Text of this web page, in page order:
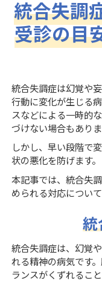
統合失調
受診の目
統合失調症は幻覚や
行動に変化が生じる
スなどによる一時的
づけない場合もありま
しかし、早い段階で
状の悪化を防げます。
本記事では、統合失
められる対応につい
統
統合失調症は、幻覚
れる精神の病気です
ランスがくずれるこ